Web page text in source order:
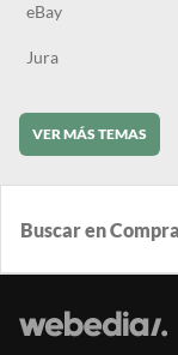
eBay
Jura
VER MÁS TEMAS